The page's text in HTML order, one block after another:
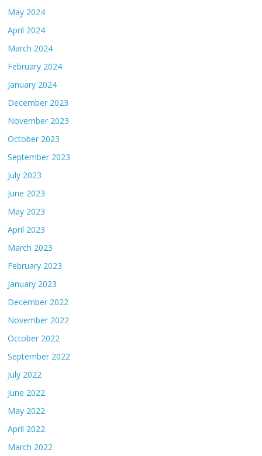
May 2024
April 2024
March 2024
February 2024
January 2024
December 2023
November 2023
October 2023
September 2023
July 2023
June 2023
May 2023
April 2023
March 2023
February 2023
January 2023
December 2022
November 2022
October 2022
September 2022
July 2022
June 2022
May 2022
April 2022
March 2022